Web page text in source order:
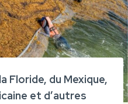
Floride, du Mexique,
et d’autres